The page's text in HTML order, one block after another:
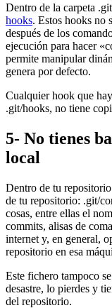
Dentro de la carpeta
hooks. Estos hooks no
después de los
ejecución para hacer
permite manipular
genera por defecto.
Cualquier hook que
.git/hooks, no tiene
5- No tienes
local
Dentro de tu
de tu repositorio: .git/
cosas, entre ellas el
commits, alisas de
internet y, en general,
repositorio en esa
Este fichero tampoco
desastre, lo pierdes y
del repositorio.